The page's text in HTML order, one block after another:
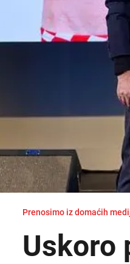
Prenosimo iz domaćih
Uskoro